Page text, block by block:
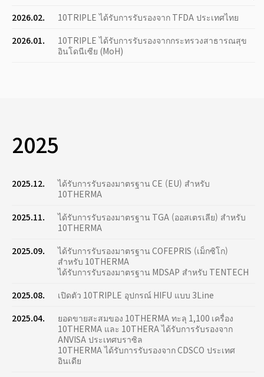
2026.02.
10TRIPLE ได้รับการรับรองจาก TFDA ประเทศไทย
2026.01.
10TRIPLE ได้รับการรับรองจากกระทรวงสาธารณสุข
อินโดนีเซีย (MoH)
2025
2025.12.
ได้รับการรับรองมาตรฐาน CE (EU) สำหรับ
10THERMA
2025.11.
ได้รับการรับรองมาตรฐาน TGA (ออสเตรเลีย) สำหรับ
10THERMA
2025.09.
ได้รับการรับรองมาตรฐาน COFEPRIS (เม็กซิโก)
สำหรับ 10THERMA
ได้รับการรับรองมาตรฐาน MDSAP สำหรับ TENTECH
2025.08.
เปิดตัว 10TRIPLE อุปกรณ์ HIFU แบบ 3Line
2025.04.
ยอดขายสะสมของ 10THERMA ทะลุ 1,100 เครื่อง
10THERMA และ 10THERA ได้รับการรับรองจาก
ANVISA ประเทศบราซิล
10THERMA ได้รับการรับรองจาก CDSCO ประเทศ
อินเดีย